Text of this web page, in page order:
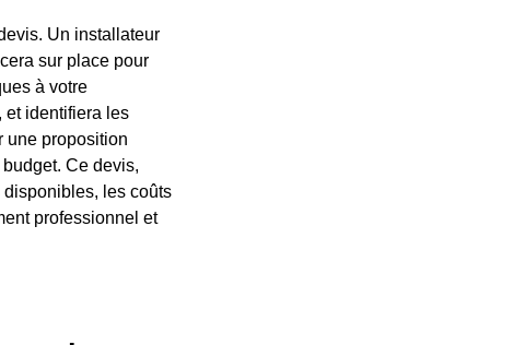
Un installateur
sur place pour
à votre
et identifiera les
une proposition
Ce devis,
les coûts
professionnel et